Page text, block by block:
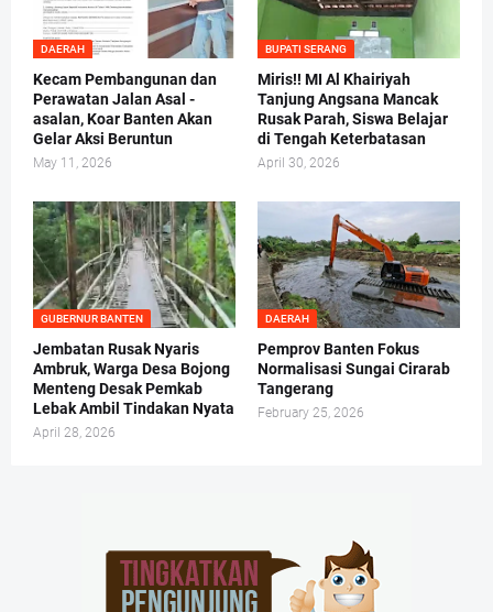
DAERAH
Kecam Pembangunan dan
Perawatan Jalan Asal -
asalan, Koar Banten Akan
Gelar Aksi Beruntun
May 11, 2026
BUPATI SERANG
Miris!! MI Al Khairiyah
Tanjung Angsana Mancak
Rusak Parah, Siswa Belajar
di Tengah Keterbatasan
April 30, 2026
GUBERNUR BANTEN
Jembatan Rusak Nyaris
Ambruk, Warga Desa Bojong
Menteng Desak Pemkab
Lebak Ambil Tindakan Nyata
April 28, 2026
DAERAH
Pemprov Banten Fokus
Normalisasi Sungai Cirarab
Tangerang
February 25, 2026